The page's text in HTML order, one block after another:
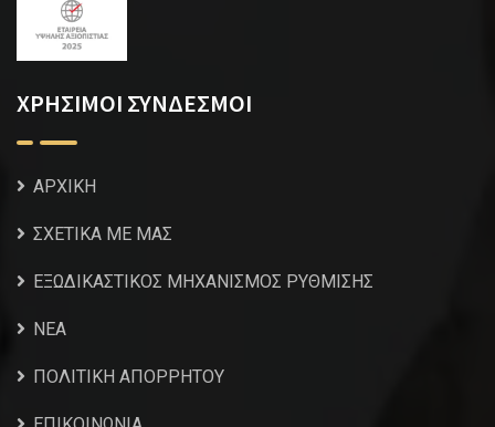
ΧΡΗΣΙΜΟΙ ΣΥΝΔΕΣΜΟΙ
ΑΡΧΙΚΗ
ΣΧΕΤΙΚΑ ΜΕ ΜΑΣ
ΕΞΩΔΙΚΑΣΤΙΚΟΣ ΜΗΧΑΝΙΣΜΟΣ ΡΥΘΜΙΣΗΣ
NEA
ΠΟΛΙΤΙΚΗ ΑΠΟΡΡΗΤΟΥ